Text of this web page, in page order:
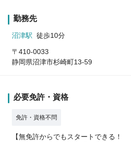
勤務先
沼津駅 徒歩10分
〒410-0033
静岡県沼津市杉崎町13-59
必要免許・資格
免許・資格不問
【無免許からでもスタートできる！